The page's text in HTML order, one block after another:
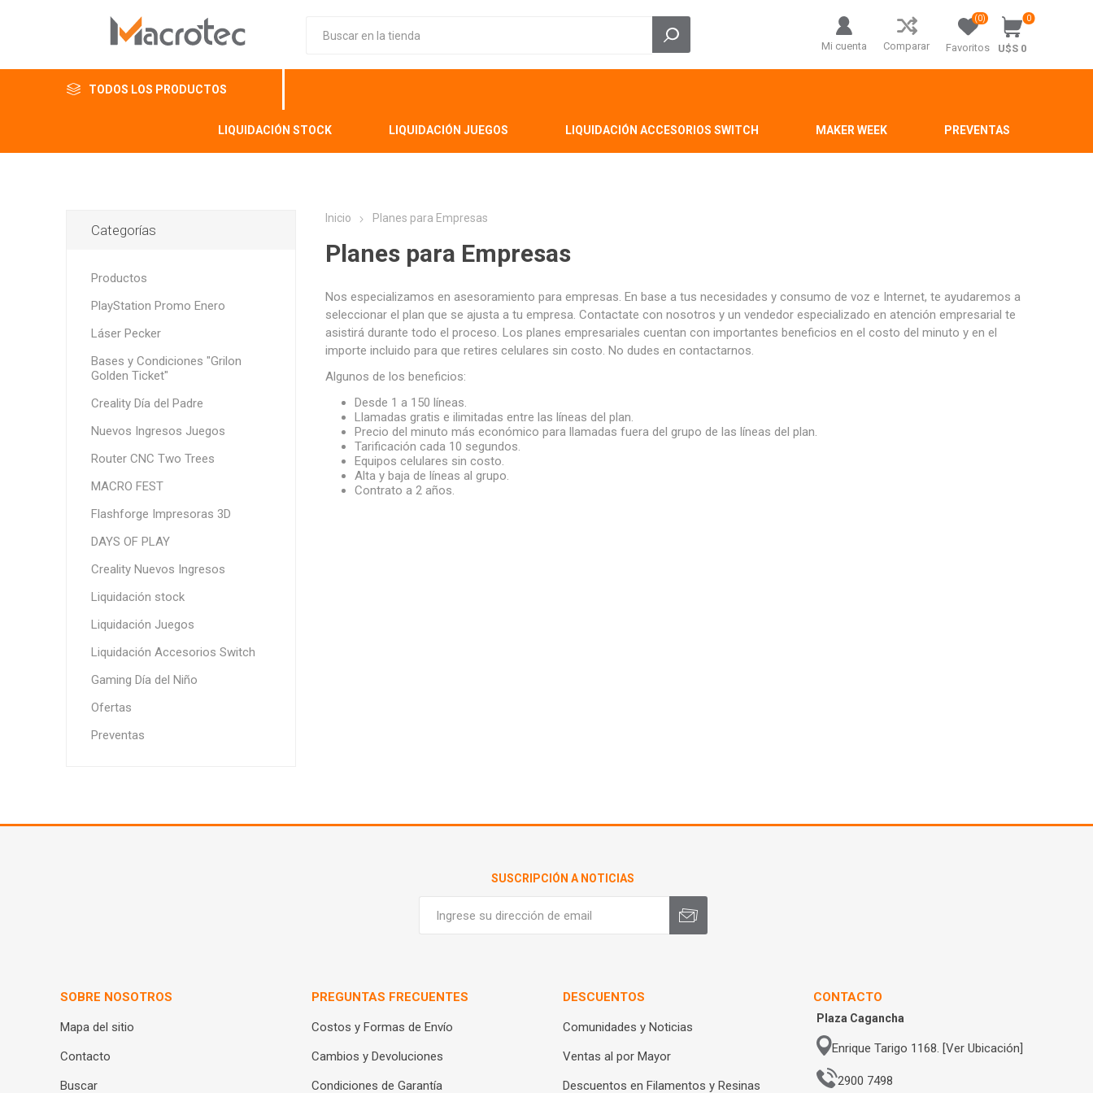
Mi cuenta Comparar Favoritos
(0) 0
U$S 0
TODOS LOS PRODUCTOS
LIQUIDACIÓN STOCK LIQUIDACIÓN JUEGOS LIQUIDACIÓN ACCESORIOS SWITCH MAKER WEEK PREVENTAS
Inicio Planes para Empresas
Planes para Empresas
Nos especializamos en asesoramiento para empresas. En base a tus necesidades y consumo de voz e Internet, te ayudaremos a
seleccionar el plan que se ajusta a tu empresa. Contactate con nosotros y un vendedor especializado en atención empresarial te
asistirá durante todo el proceso. Los planes empresariales cuentan con importantes beneficios en el costo del minuto y en el
importe incluido para que retires celulares sin costo. No dudes en contactarnos.
Algunos de los beneficios:
Desde 1 a 150 líneas.
Llamadas gratis e ilimitadas entre las líneas del plan.
Precio del minuto más económico para llamadas fuera del grupo de las líneas del plan.
Tarificación cada 10 segundos.
Equipos celulares sin costo.
Alta y baja de líneas al grupo.
Contrato a 2 años.
Categorías
Productos
PlayStation Promo Enero
Láser Pecker
Bases y Condiciones "Grilon
Golden Ticket"
Creality Día del Padre
Nuevos Ingresos Juegos
Router CNC Two Trees
MACRO FEST
Flashforge Impresoras 3D
DAYS OF PLAY
Creality Nuevos Ingresos
Liquidación stock
Liquidación Juegos
Liquidación Accesorios Switch
Gaming Día del Niño
Ofertas
Preventas
SUSCRIPCIÓN A NOTICIAS
SOBRE NOSOTROS
Mapa del sitio
Contacto
Buscar
PREGUNTAS FRECUENTES
Costos y Formas de Envío
Cambios y Devoluciones
Condiciones de Garantía
DESCUENTOS
Comunidades y Noticias
Ventas al por Mayor
Descuentos en Filamentos y Resinas
CONTACTO
Plaza Cagancha
Enrique Tarigo 1168. [Ver Ubicación]
2900 7498